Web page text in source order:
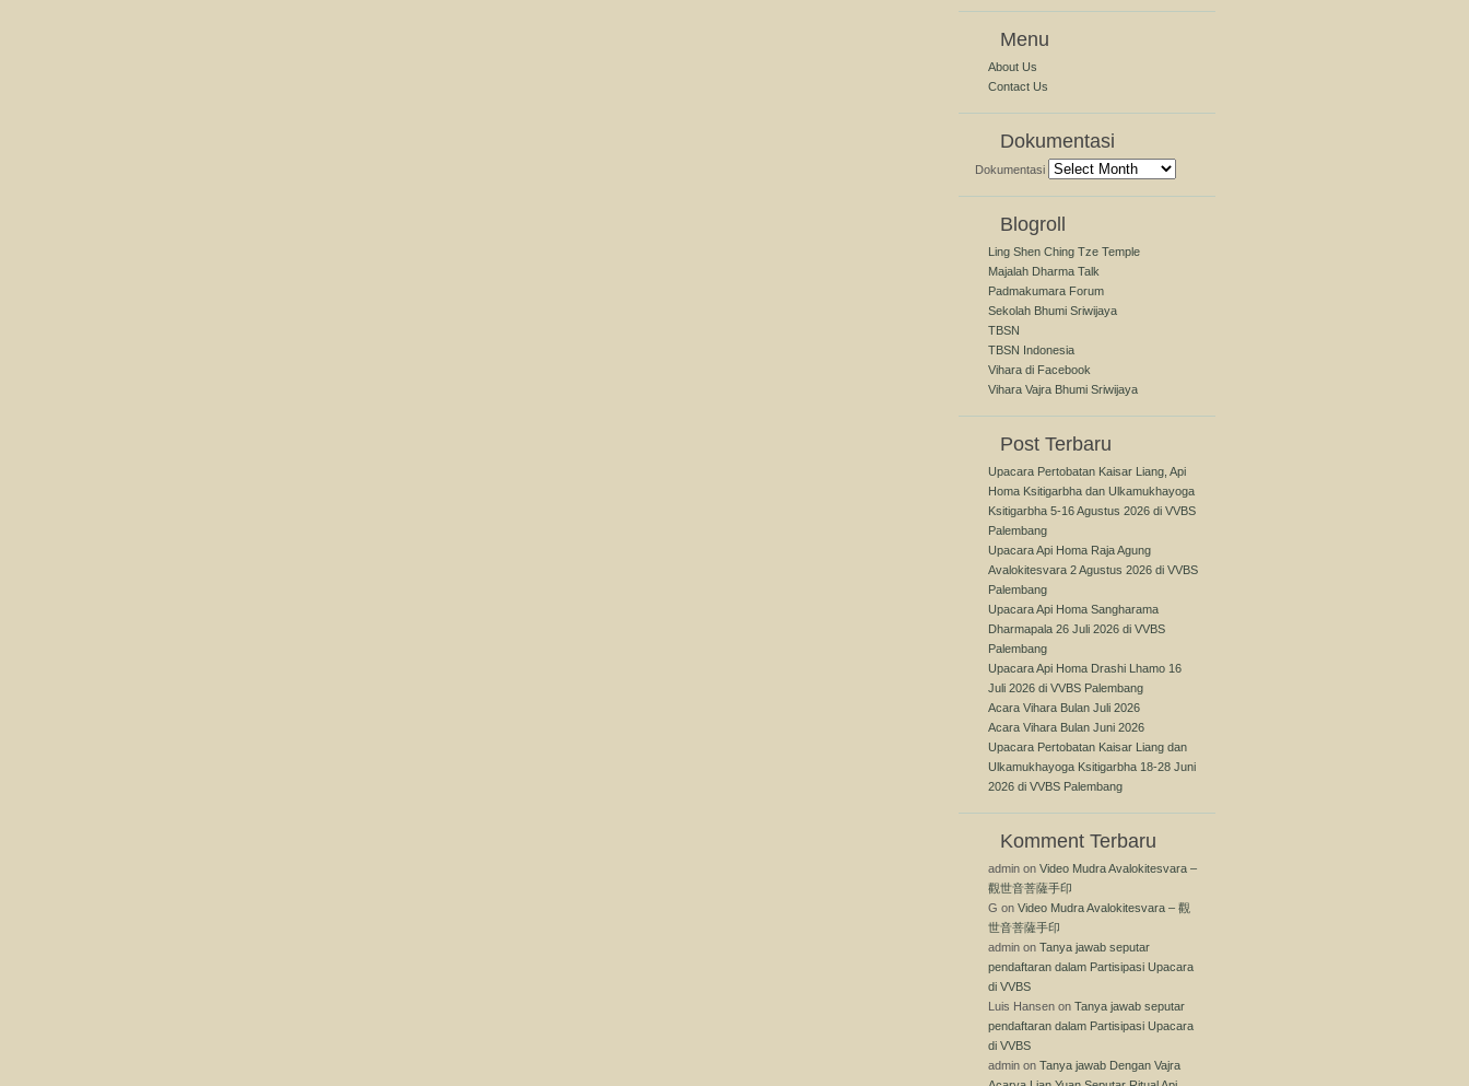
Menu
About Us
Contact Us
Dokumentasi
Dokumentasi
Blogroll
Ling Shen Ching Tze Temple
Majalah Dharma Talk
Padmakumara Forum
Sekolah Bhumi Sriwijaya
TBSN
TBSN Indonesia
Vihara di Facebook
Vihara Vajra Bhumi Sriwijaya
Post Terbaru
Upacara Pertobatan Kaisar Liang, Api
Homa Ksitigarbha dan Ulkamukhayoga
Ksitigarbha 5-16 Agustus 2026 di VVBS
Palembang
Upacara Api Homa Raja Agung
Avalokitesvara 2 Agustus 2026 di VVBS
Palembang
Upacara Api Homa Sangharama
Dharmapala 26 Juli 2026 di VVBS
Palembang
Upacara Api Homa Drashi Lhamo 16
Juli 2026 di VVBS Palembang
Acara Vihara Bulan Juli 2026
Acara Vihara Bulan Juni 2026
Upacara Pertobatan Kaisar Liang dan
Ulkamukhayoga Ksitigarbha 18-28 Juni
2026 di VVBS Palembang
Komment Terbaru
admin on Video Mudra Avalokitesvara –
觀世音菩薩手印
G on Video Mudra Avalokitesvara – 觀
世音菩薩手印
admin on Tanya jawab seputar
pendaftaran dalam Partisipasi Upacara
di VVBS
Luis Hansen on Tanya jawab seputar
pendaftaran dalam Partisipasi Upacara
di VVBS
admin on Tanya jawab Dengan Vajra